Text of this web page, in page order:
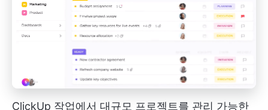
ClickUp 작업에서 대규모 프로젝트를 관리 가능한